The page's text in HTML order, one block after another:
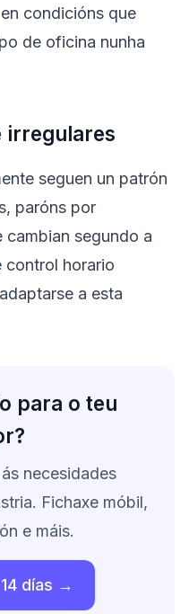
condicións que
de oficina nunha
irregulares
seguen un patrón
paróns por
cambian segundo a
control horario
a esta
para o teu
necesidades
Fichaxe móbil,
e máis.
días →